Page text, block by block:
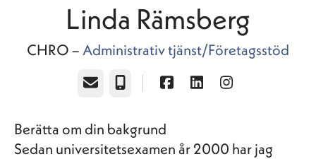
Linda Rämsberg
CHRO –Administrativ tjänst/Företagsstöd
E-post Telefon
Berätta om din bakgrund
Sedan universitetsexamen år 2000 har jag